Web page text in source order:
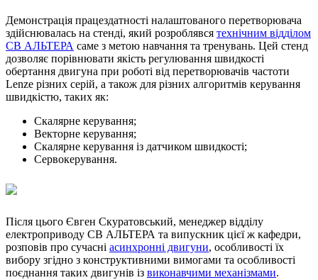
Демонстрація працездатності налаштованого перетворювача
здійснювалась на стенді, який розроблявся технічним відділом
СВ АЛЬТЕРА саме з метою навчання та тренувань. Цей стенд
дозволяє порівнювати якість регулювання швидкості
обертання двигуна при роботі від перетворювачів частоти
Lenze різних серій, а також для різних алгоритмів керування
швидкістю, таких як:
Скалярне керування;
Векторне керування;
Скалярне керування із датчиком швидкості;
Сервокерування.
Після цього Євген Скуратовський, менеджер відділу
електроприводу СВ АЛЬТЕРА та випускник цієї ж кафедри,
розповів про сучасні асинхронні двигуни, особливості їх
вибору згідно з конструктивними вимогами та особливості
поєднання таких двигунів із виконавчими механізмами.